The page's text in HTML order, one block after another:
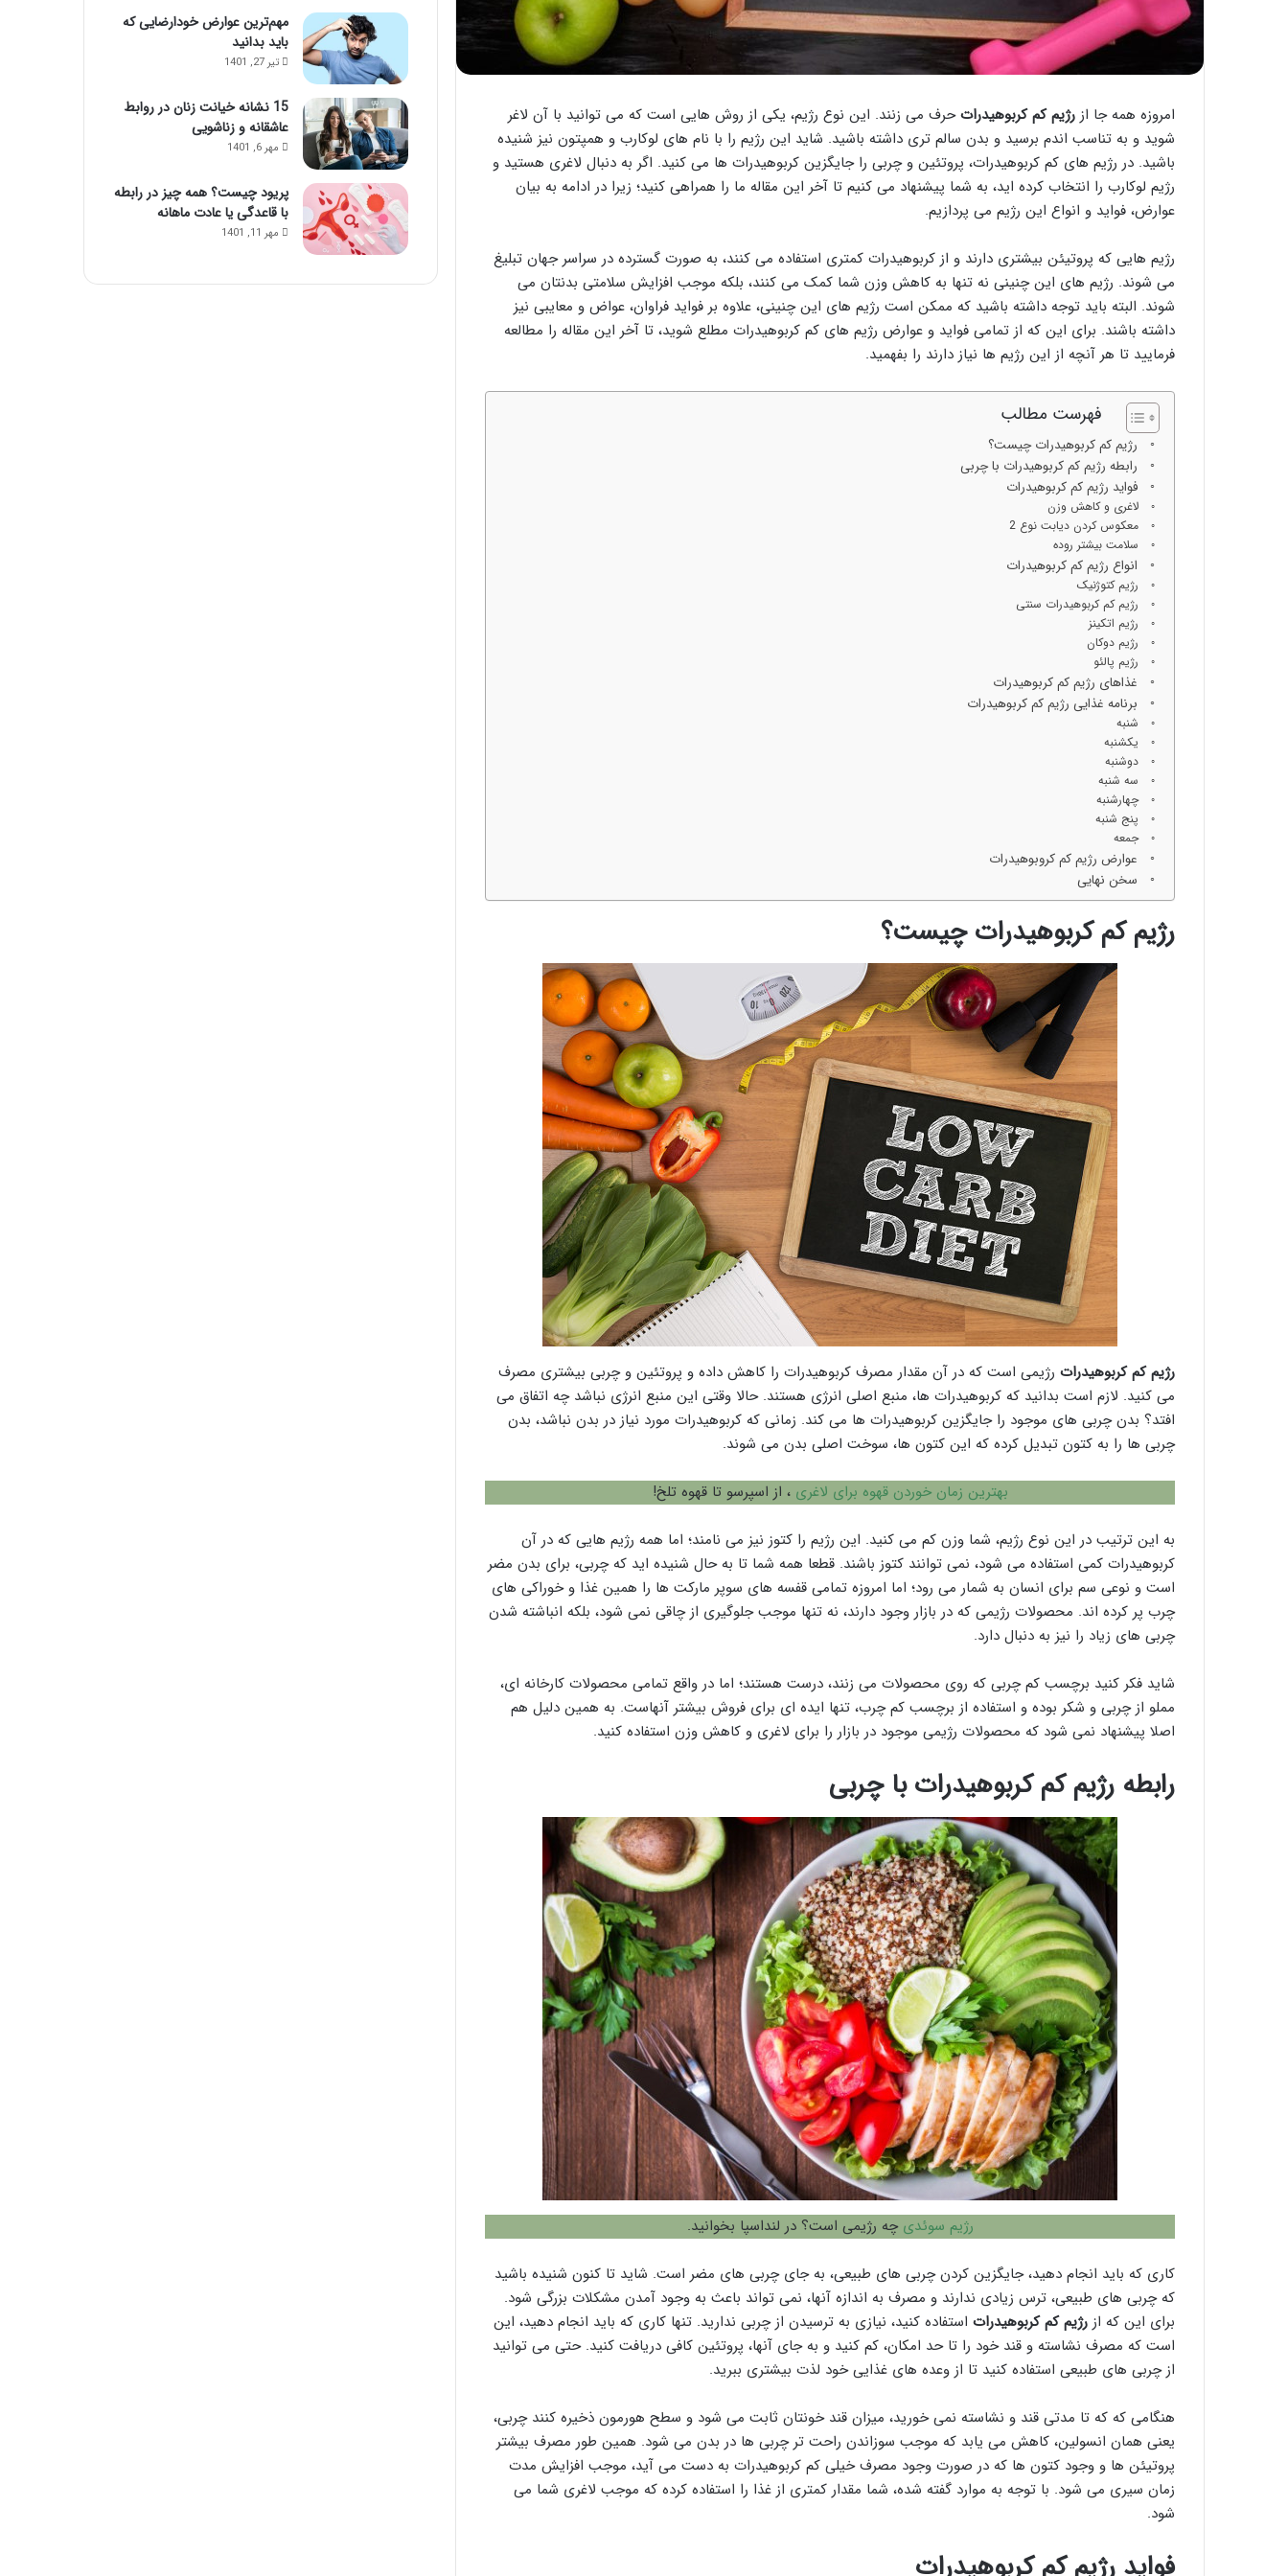
امروزه همه جا از رژیم کم کربوهیدراتحرف می زنند. این نوع رژیم، یکی از روش هایی است که می توانید با آن لاغر
شوید و به تناسب اندم برسید و بدن سالم تری داشته باشید. شاید این رژیم را با نام های لوکارب و همپتون نیز شنیده
باشید. در رژیم های کم کربوهیدرات، پروتئین و چربی را جایگزین کربوهیدرات ها می کنید. اگر به دنبال لاغری هستید و
رژیم لوکارب را انتخاب کرده اید، به شما پیشنهاد می کنیم تا آخر این مقاله ما را همراهی کنید؛ زیرا در ادامه به بیان
عوارض، فواید و انواع این رژیم می پردازیم.
رژیم هایی که پروتیئن بیشتری دارند و از کربوهیدرات کمتری استفاده می کنند، به صورت گسترده در سراسر جهان تبلیغ
می شوند. رژیم های این چنینی نه تنها به کاهش وزن شما کمک می کنند، بلکه موجب افزایش سلامتی بدنتان می
شوند. البته باید توجه داشته باشید که ممکن است رژیم های این چنینی، علاوه بر فواید فراوان، عواض و معایبی نیز
داشته باشند. برای این که از تمامی فواید و عوارض رژیم های کم کربوهیدرات مطلع شوید، تا آخر این مقاله را مطالعه
فرمایید تا هر آنچه از این رژیم ها نیاز دارند را بفهمید.
فهرست مطالب
رژیم کم کربوهیدرات چیست؟
رابطه رژیم کم کربوهیدرات با چربی
فواید رژیم کم کربوهیدرات
لاغری و کاهش وزن
معکوس کردن دیابت نوع 2
سلامت بیشتر روده
انواع رژیم کم کربوهیدرات
رژیم کتوژنیک
رژیم کم کربوهیدرات سنتی
رژیم اتکینز
رژیم دوکان
رژیم پالئو
غذاهای رژیم کم کربوهیدرات
برنامه غذایی رژیم کم کربوهیدرات
شنبه
یکشنبه
دوشنبه
سه شنبه
چهارشنبه
پنج شنبه
جمعه
عوارض رژیم کم کروبوهیدرات
سخن نهایی
رژیم کم کربوهیدرات چیست؟
رژیم کم کربوهیدرات رژیمی است که در آن مقدار مصرف کربوهیدرات را کاهش داده و پروتئین و چربی بیشتری مصرف
می کنید. لازم است بدانید که کربوهیدرات ها، منبع اصلی انرژی هستند. حالا وقتی این منبع انرژی نباشد چه اتفاق می
افتد؟ بدن چربی های موجود را جایگزین کربوهیدرات ها می کند. زمانی که کربوهیدرات مورد نیاز در بدن نباشد، بدن
چربی ها را به کتون تبدیل کرده که این کتون ها، سوخت اصلی بدن می شوند.
بهترین زمان خوردن قهوه برای لاغری ، از اسپرسو تا قهوه تلخ!
به این ترتیب در این نوع رژیم، شما وزن کم می کنید. این رژیم را کتوز نیز می نامند؛ اما همه رژیم هایی که در آن
کربوهیدرات کمی استفاده می شود، نمی توانند کتوز باشند. قطعا همه شما تا به حال شنیده اید که چربی، برای بدن مضر
است و نوعی سم برای انسان به شمار می رود؛ اما امروزه تمامی قفسه های سوپر مارکت ها را همین غذا و خوراکی های
چرب پر کرده اند. محصولات رژیمی که در بازار وجود دارند، نه تنها موجب جلوگیری از چاقی نمی شود، بلکه انباشته شدن
چربی های زیاد را نیز به دنبال دارد.
شاید فکر کنید برچسب کم چربی که روی محصولات می زنند، درست هستند؛ اما در واقع تمامی محصولات کارخانه ای،
مملو از چربی و شکر بوده و استفاده از برچسب کم چرب، تنها ایده ای برای فروش بیشتر آنهاست. به همین دلیل هم
اصلا پیشنهاد نمی شود که محصولات رژیمی موجود در بازار را برای لاغری و کاهش وزن استفاده کنید.
رابطه رژیم کم کربوهیدرات با چربی
رژیم سوئدی چه رژیمی است؟ در لنداسپا بخوانید.
کاری که باید انجام دهید، جایگزین کردن چربی های طبیعی، به جای چربی های مضر است. شاید تا کنون شنیده باشید
که چربی های طبیعی، ترس زیادی ندارند و مصرف به اندازه آنها، نمی تواند باعث به وجود آمدن مشکلات بزرگی شود.
برای این که از رژیم کم کربوهیدرات استفاده کنید، نیازی به ترسیدن از چربی ندارید. تنها کاری که باید انجام دهید، این
است که مصرف نشاسته و قند خود را تا حد امکان، کم کنید و به جای آنها، پروتئین کافی دریافت کنید. حتی می توانید
از چربی های طبیعی استفاده کنید تا از وعده های غذایی خود لذت بیشتری ببرید.
هنگامی که که تا مدتی قند و نشاسته نمی خورید، میزان قند خونتان ثابت می شود و سطح هورمون ذخیره کنند چربی،
یعنی همان انسولین، کاهش می یابد که موجب سوزاندن راحت تر چربی ها در بدن می شود. همین طور مصرف بیشتر
پروتیئن ها و وجود کتون ها که در صورت وجود مصرف خیلی کم کربوهیدرات به دست می آید، موجب افزایش مدت
زمان سیری می شود. با توجه به موارد گفته شده، شما مقدار کمتری از غذا را استفاده کرده که موجب لاغری شما می
شود.
فواید رژیم کم کربوهیدرات
مهم‌ترین عوارض خودارضایی که
باید بدانید
تیر 27, 1401
15 نشانه خیانت زنان در روابط
عاشقانه و زناشویی
مهر 6, 1401
پریود چیست؟ همه چیز در رابطه
با قاعدگی یا عادت ماهانه
مهر 11, 1401